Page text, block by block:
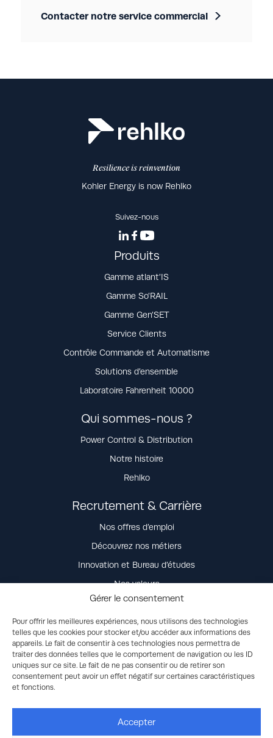
Gérer le consentement
Pour offrir les meilleures expériences, nous utilisons des technologies
telles que les cookies pour stocker et/ou accéder aux informations des
appareils. Le fait de consentir à ces technologies nous permettra de
traiter des données telles que le comportement de navigation ou les ID
uniques sur ce site. Le fait de ne pas consentir ou de retirer son
consentement peut avoir un effet négatif sur certaines caractéristiques
et fonctions.
Accepter
Contacter notre service commercial
Resilience is reinvention
Kohler Energy is now Rehlko
Suivez-nous
Produits
Gamme atlant’IS
Gamme So’RAIL
Gamme Gen’SET
Service Clients
Contrôle Commande et Automatisme
Solutions d’ensemble
Laboratoire Fahrenheit 10000
Qui sommes-nous ?
Power Control & Distribution
Notre histoire
Rehlko
Recrutement & Carrière
Nos offres d’emploi
Découvrez nos métiers
Innovation et Bureau d’études
Nos valeurs
La vie dans l’entreprise
Nos engagements
Candidature spontanée
Contact